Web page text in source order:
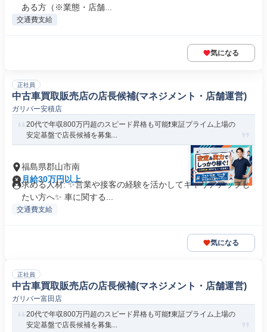
ある方（※業態・店舗...
交通費支給
気になる
正社員
中古車買取販売店の店長候補(マネジメント・店舗運営)
ガリバー安積店
20代で年収800万円超のスピード昇格も可能❗️東証プライム上場の
安定基盤で店長候補を募集...
福島県郡山市南
月給30万円以上
求める人材: ✨️営業や接客の経験を活かしてキャリアアップし
たい方へ✨️ 車に関する...
交通費支給
気になる
正社員
中古車買取販売店の店長候補(マネジメント・店舗運営)
ガリバー富田店
20代で年収800万円超のスピード昇格も可能❗️東証プライム上場の
安定基盤で店長候補を募集...